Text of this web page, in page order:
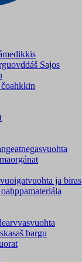
Sajos
ja biras
bargu